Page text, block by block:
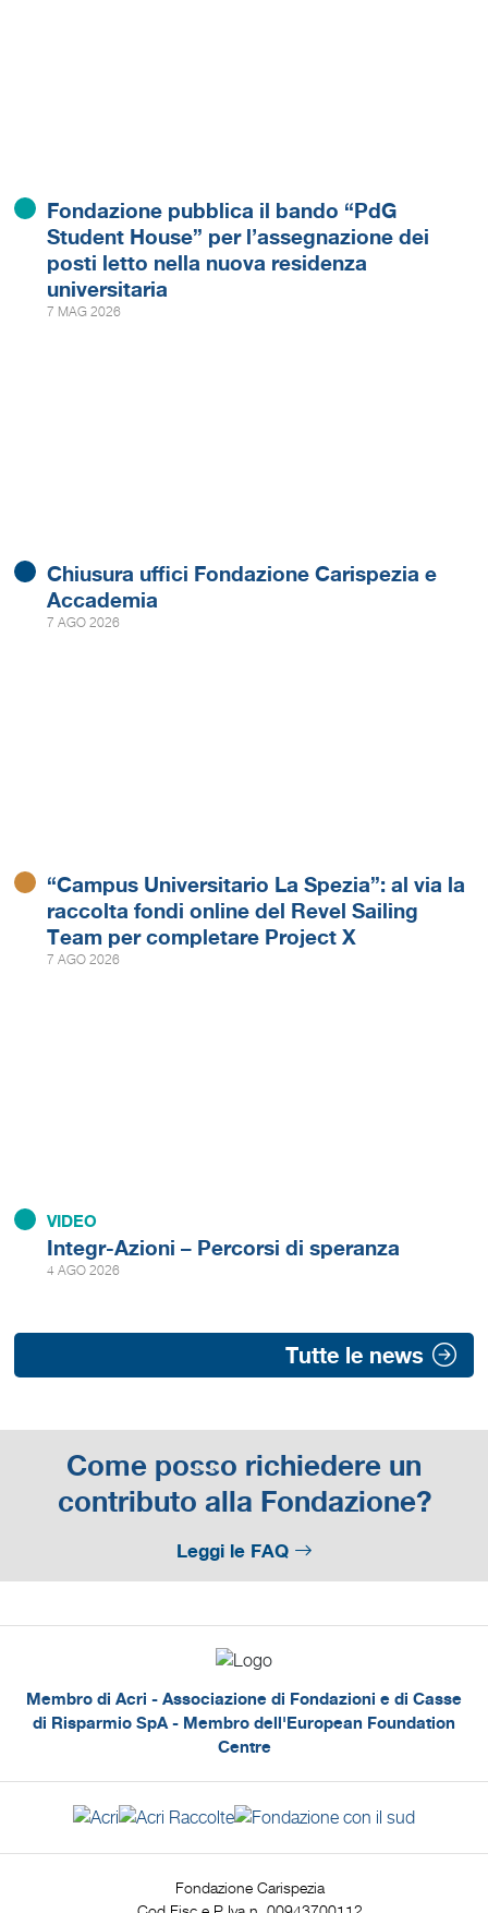
Fondazione pubblica il bando “PdG
Student House” per l’assegnazione dei
posti letto nella nuova residenza
universitaria
7 MAG 2026
Chiusura uffici Fondazione Carispezia e
Accademia
7 AGO 2026
“Campus Universitario La Spezia”: al via la
raccolta fondi online del Revel Sailing
Team per completare Project X
7 AGO 2026
VIDEO
Integr-Azioni – Percorsi di speranza
4 AGO 2026
Tutte le news
Come posso richiedere un
contributo alla Fondazione?
Leggi le FAQ
Membro di Acri - Associazione di Fondazioni e di Casse
di Risparmio SpA - Membro dell'European Foundation
Centre
Fondazione Carispezia